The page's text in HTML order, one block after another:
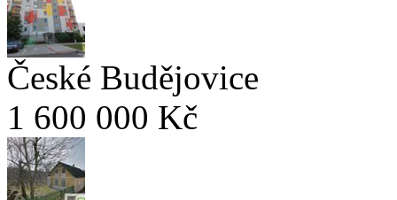
České Budějovice
1 600 000 Kč